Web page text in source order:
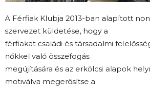
A Férfiak Klubja 2013-ban alapított
szervezet küldetése, hogy a
férfiakat családi és társadalmi
nőkkel való összefogás
megújítására és az erkölcsi alapok
motiválva megerősítse a